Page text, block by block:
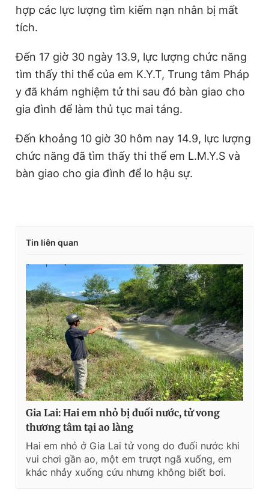
hợp các lực lượng tìm kiếm nạn nhân bị mất
tích.
Đến 17 giờ 30 ngày 13.9, lực lượng chức năng
tìm thấy thi thể của em K.Y.T, Trung tâm Pháp
y đã khám nghiệm tử thi sau đó bàn giao cho
gia đình để làm thủ tục mai táng.
Đến khoảng 10 giờ 30 hôm nay 14.9, lực lượng
chức năng đã tìm thấy thi thể em L.M.Y.S và
bàn giao cho gia đình để lo hậu sự.
Tin liên quan
Gia Lai: Hai em nhỏ bị đuối nước, tử vong
thương tâm tại ao làng
Hai em nhỏ ở Gia Lai tử vong do đuối nước khi
vui chơi gần ao, một em trượt ngã xuống, em
khác nhảy xuống cứu nhưng không biết bơi.